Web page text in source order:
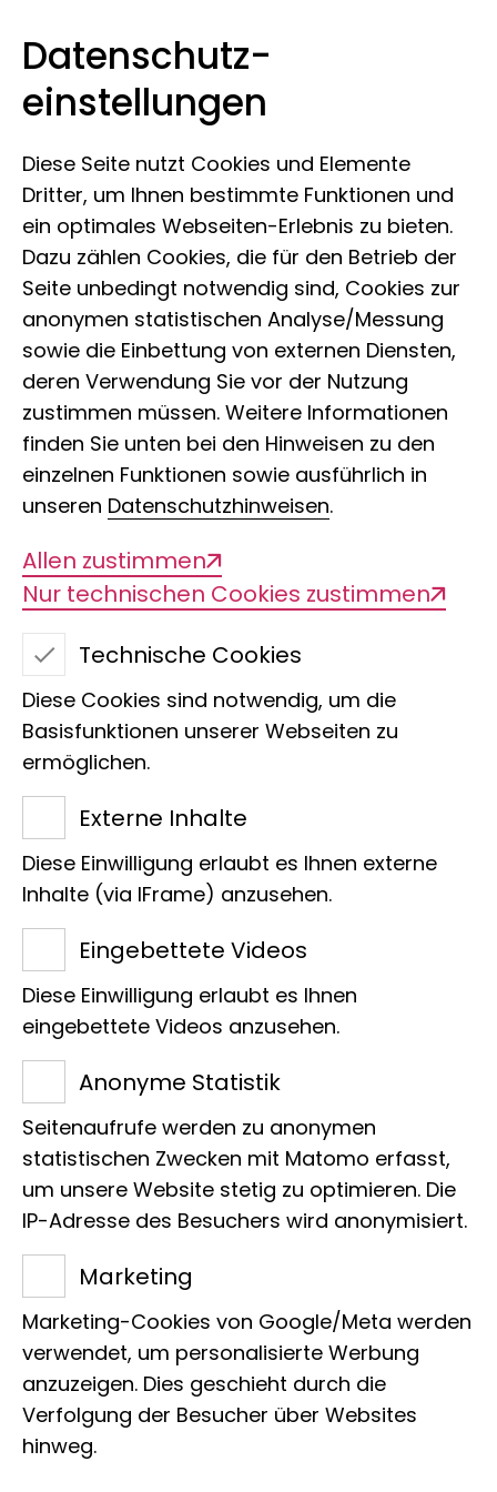
Zum Inhalt springen
Museum Koenig Bonn
Dauerausstellung
Leben im Netzwerk
Wie fühlt es sich im dichten tropischen
Regenwald an, wie sieht es in der
afrikanischen Savanne aus und welche
Tiere sind in den heißen und kalten
Wüsten der Erde zu entdecken? Welche
vielfältigen Anpassungen sind
erforderlich, wie interagieren die
unterschiedlichen Arten, welchen
Einfluss hat der Mensch und welche
Rolle spielen die Ökosysteme im
globalen Netzwerk unseres Planeten?
Antworten auf diese und weitere Fragen
liefert die Dauerausstellung „Unser
blauer Planet – Leben im Netzwerk“, in
der die wichtigsten Ökosysteme der
Erde vorgestellt werden. Die mit
Originalmaterial detailreich und
naturalistisch gestalteten Lebensraum-
Inszenierungen sind einzigartig und
Datenschutz­
einstellungen
Diese Seite nutzt Cookies und Elemente
Dritter, um Ihnen bestimmte Funktionen und
ein optimales Webseiten-Erlebnis zu bieten.
Dazu zählen Cookies, die für den Betrieb der
Seite unbedingt notwendig sind, Cookies zur
anonymen statistischen Analyse/Messung
sowie die Einbettung von externen Diensten,
deren Verwendung Sie vor der Nutzung
zustimmen müssen. Weitere Informationen
finden Sie unten bei den Hinweisen zu den
einzelnen Funktionen sowie ausführlich in
unseren Datenschutzhinweisen.
Allen zustimmen
Nur technischen Cookies zustimmen
Technische Cookies
Diese Cookies sind notwendig, um die
Basisfunktionen unserer Webseiten zu
ermöglichen.
Externe Inhalte
Diese Einwilligung erlaubt es Ihnen externe
Inhalte (via IFrame) anzusehen.
Eingebettete Videos
Diese Einwilligung erlaubt es Ihnen
eingebettete Videos anzusehen.
Anonyme Statistik
Seitenaufrufe werden zu anonymen
statistischen Zwecken mit Matomo erfasst,
um unsere Website stetig zu optimieren. Die
IP-Adresse des Besuchers wird anonymisiert.
Marketing
Marketing-Cookies von Google/Meta werden
verwendet, um personalisierte Werbung
anzuzeigen. Dies geschieht durch die
Verfolgung der Besucher über Websites
hinweg.